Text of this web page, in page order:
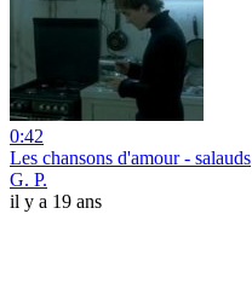
0:42
Les chansons d'amour - salauds
G. P.
il y a 19 ans